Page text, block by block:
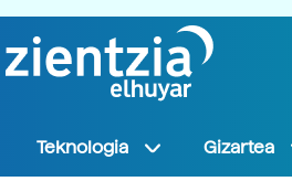
Teknologia Gizartea